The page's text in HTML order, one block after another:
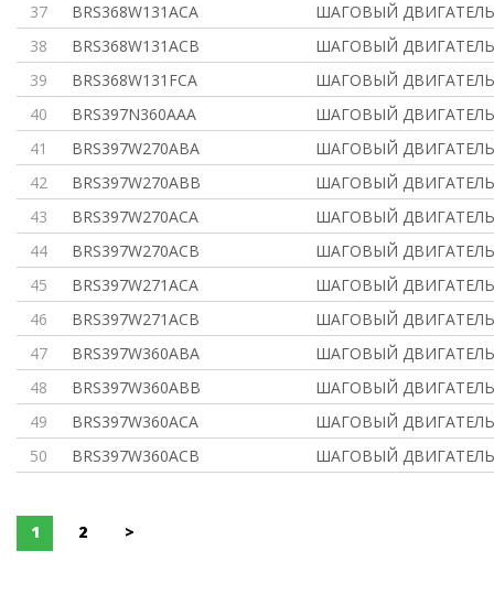
37
BRS368W131ACA
ШАГОВЫЙ ДВИГАТЕЛЬ
38
BRS368W131ACB
ШАГОВЫЙ ДВИГАТЕЛЬ
39
BRS368W131FCA
ШАГОВЫЙ ДВИГАТЕЛЬ
40
BRS397N360AAA
ШАГОВЫЙ ДВИГАТЕЛЬ
41
BRS397W270ABA
ШАГОВЫЙ ДВИГАТЕЛЬ
42
BRS397W270ABB
ШАГОВЫЙ ДВИГАТЕЛЬ
43
BRS397W270ACA
ШАГОВЫЙ ДВИГАТЕЛЬ
44
BRS397W270ACB
ШАГОВЫЙ ДВИГАТЕЛЬ
45
BRS397W271ACA
ШАГОВЫЙ ДВИГАТЕЛЬ
46
BRS397W271ACB
ШАГОВЫЙ ДВИГАТЕЛЬ
47
BRS397W360ABA
ШАГОВЫЙ ДВИГАТЕЛЬ
48
BRS397W360ABB
ШАГОВЫЙ ДВИГАТЕЛЬ
49
BRS397W360ACA
ШАГОВЫЙ ДВИГАТЕЛЬ
50
BRS397W360ACB ШАГОВЫЙ ДВИГАТЕЛЬ
1 2 >